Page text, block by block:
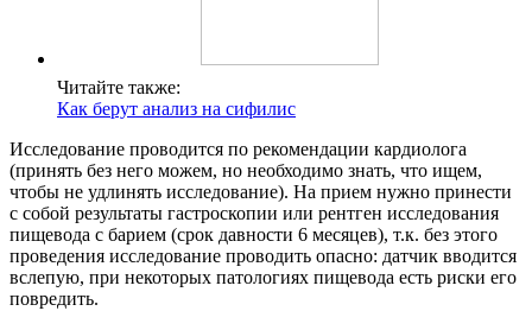
Читайте также:
Как берут анализ на сифилис
Исследование проводится по рекомендации кардиолога
(принять без него можем, но необходимо знать, что ищем,
чтобы не удлинять исследование). На прием нужно принести
с собой результаты гастроскопии или рентген исследования
пищевода с барием (срок давности 6 месяцев), т.к. без этого
проведения исследование проводить опасно: датчик вводится
вслепую, при некоторых патологиях пищевода есть риски его
повредить.